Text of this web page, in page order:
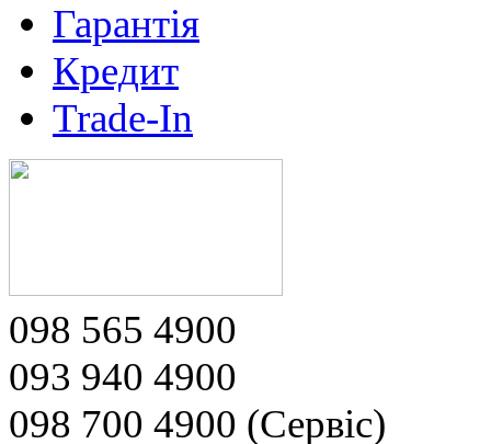
Гарантія
Кредит
Trade-In
098 565 4900
093 940 4900
098 700 4900 (Сервіс)